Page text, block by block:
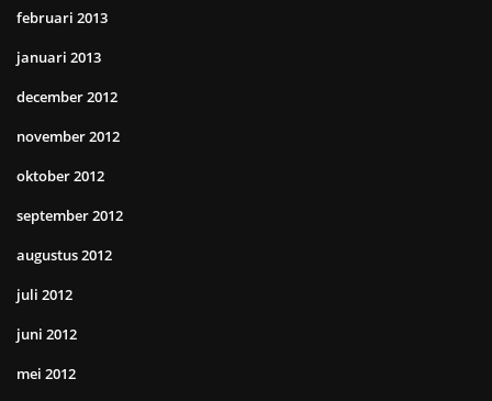
februari 2013
januari 2013
december 2012
november 2012
oktober 2012
september 2012
augustus 2012
juli 2012
juni 2012
mei 2012